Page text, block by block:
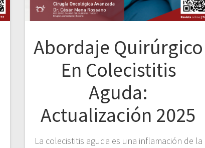
Abordaje Quirúrgico
En Colecistitis
Aguda:
Actualización 2025
La colecistitis aguda es una inflamación de la